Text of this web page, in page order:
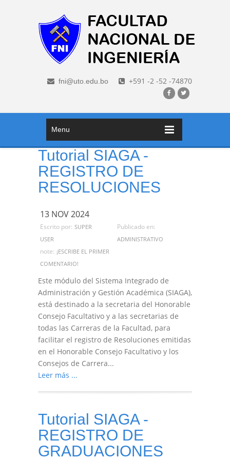
fni@uto.edu.bo +591 -2 -52 -74870
Menu
Tutorial SIAGA -
REGISTRO DE
RESOLUCIONES
13 NOV 2024
Escrito por: SUPER
USER
Publicado en:
ADMINISTRATIVO
note: ¡ESCRIBE EL PRIMER
COMENTARIO!
Este módulo del Sistema Integrado de
Administración y Gestión Académica (SIAGA),
está destinado a la secretaria del Honorable
Consejo Facultativo y a las secretarias de
todas las Carreras de la Facultad, para
facilitar el registro de Resoluciones emitidas
en el Honorable Consejo Facultativo y los
Consejos de Carrera...
Leer más ...
Tutorial SIAGA -
REGISTRO DE
GRADUACIONES